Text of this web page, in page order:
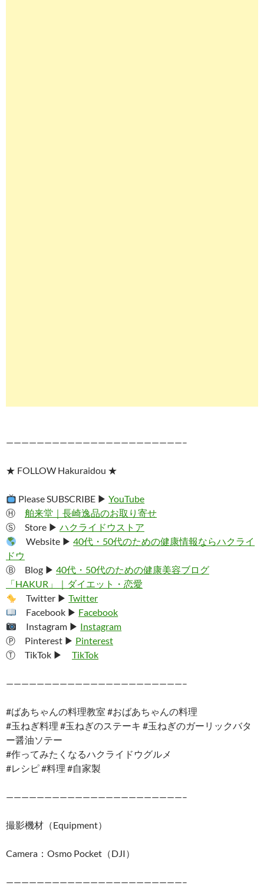
———————————————————————–
★ FOLLOW Hakuraidou ★
Please SUBSCRIBE ▶︎YouTube
Ⓗ 舶来堂｜長崎逸品のお取り寄せ
Ⓢ Store ▶︎ ハクライドウストア
Website ▶︎40代・50代のための健康情報ならハクライ
ドウ
Ⓑ Blog ▶︎ 40代・50代のための健康美容ブログ
「HAKUR」｜ダイエット・恋愛
Twitter ▶︎Twitter
Facebook ▶︎ Facebook
Instagram ▶︎ Instagram
Ⓟ Pinterest ▶︎ Pinterest
Ⓣ TikTok ▶︎ TikTok
———————————————————————–
#ばあちゃんの料理教室 #おばあちゃんの料理
#玉ねぎ料理 #玉ねぎのステーキ #玉ねぎのガーリックバタ
ー醤油ソテー
#作ってみたくなるハクライドウグルメ
#レシピ #料理 #自家製
———————————————————————–
撮影機材（Equipment）
Camera：Osmo Pocket（DJI）
———————————————————————–